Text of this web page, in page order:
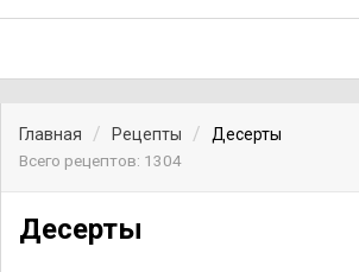
Главная Рецепты
Десерты
Всего рецептов: 1304
Десерты